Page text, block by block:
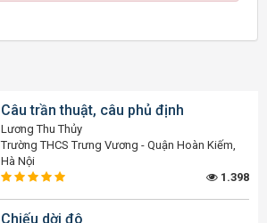
Câu trần thuật, câu phủ định
Lương Thu Thủy
Trường THCS Trưng Vương - Quận Hoàn Kiếm,
Hà Nội
1.398
Chiếu dời đô